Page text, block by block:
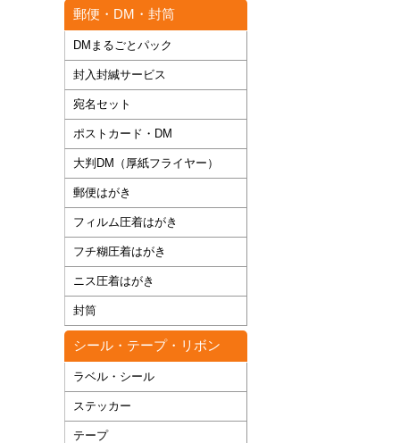
郵便・DM・封筒
DMまるごとパック
封入封緘サービス
宛名セット
ポストカード・DM
大判DM（厚紙フライヤー）
郵便はがき
フィルム圧着はがき
フチ糊圧着はがき
ニス圧着はがき
封筒
シール・テープ・リボン
ラベル・シール
ステッカー
テープ